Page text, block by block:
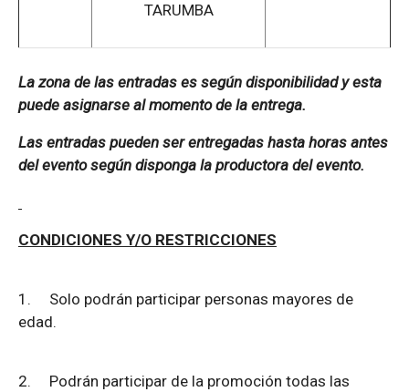
TARUMBA
La zona de las entradas es según disponibilidad y esta
puede asignarse al momento de la entrega.
Las entradas pueden ser entregadas hasta horas antes
del evento según disponga la productora del evento.
CONDICIONES Y/O RESTRICCIONES
1. Solo podrán participar personas mayores de
edad.
2. Podrán participar de la promoción todas las